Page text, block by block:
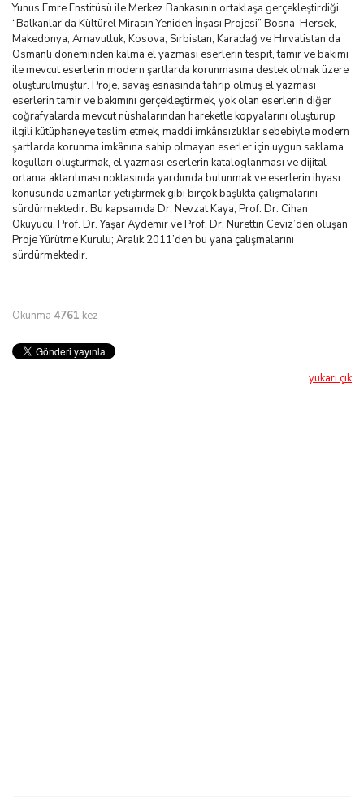
Yunus Emre Enstitüsü ile Merkez Bankasının ortaklaşa gerçekleştirdiği
“Balkanlar’da Kültürel Mirasın Yeniden İnşası Projesi” Bosna-Hersek,
Makedonya, Arnavutluk, Kosova, Sırbistan, Karadağ ve Hırvatistan’da
Osmanlı döneminden kalma el yazması eserlerin tespit, tamir ve bakımı
ile mevcut eserlerin modern şartlarda korunmasına destek olmak üzere
oluşturulmuştur. Proje, savaş esnasında tahrip olmuş el yazması
eserlerin tamir ve bakımını gerçekleştirmek, yok olan eserlerin diğer
coğrafyalarda mevcut nüshalarından hareketle kopyalarını oluşturup
ilgili kütüphaneye teslim etmek, maddi imkânsızlıklar sebebiyle modern
şartlarda korunma imkânına sahip olmayan eserler için uygun saklama
koşulları oluşturmak, el yazması eserlerin kataloglanması ve dijital
ortama aktarılması noktasında yardımda bulunmak ve eserlerin ihyası
konusunda uzmanlar yetiştirmek gibi birçok başlıkta çalışmalarını
sürdürmektedir. Bu kapsamda Dr. Nevzat Kaya, Prof. Dr. Cihan
Okuyucu, Prof. Dr. Yaşar Aydemir ve Prof. Dr. Nurettin Ceviz’den oluşan
Proje Yürütme Kurulu; Aralık 2011’den bu yana çalışmalarını
sürdürmektedir.
Okunma 4761 kez
yukarı çık